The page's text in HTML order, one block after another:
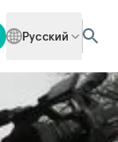
Русский